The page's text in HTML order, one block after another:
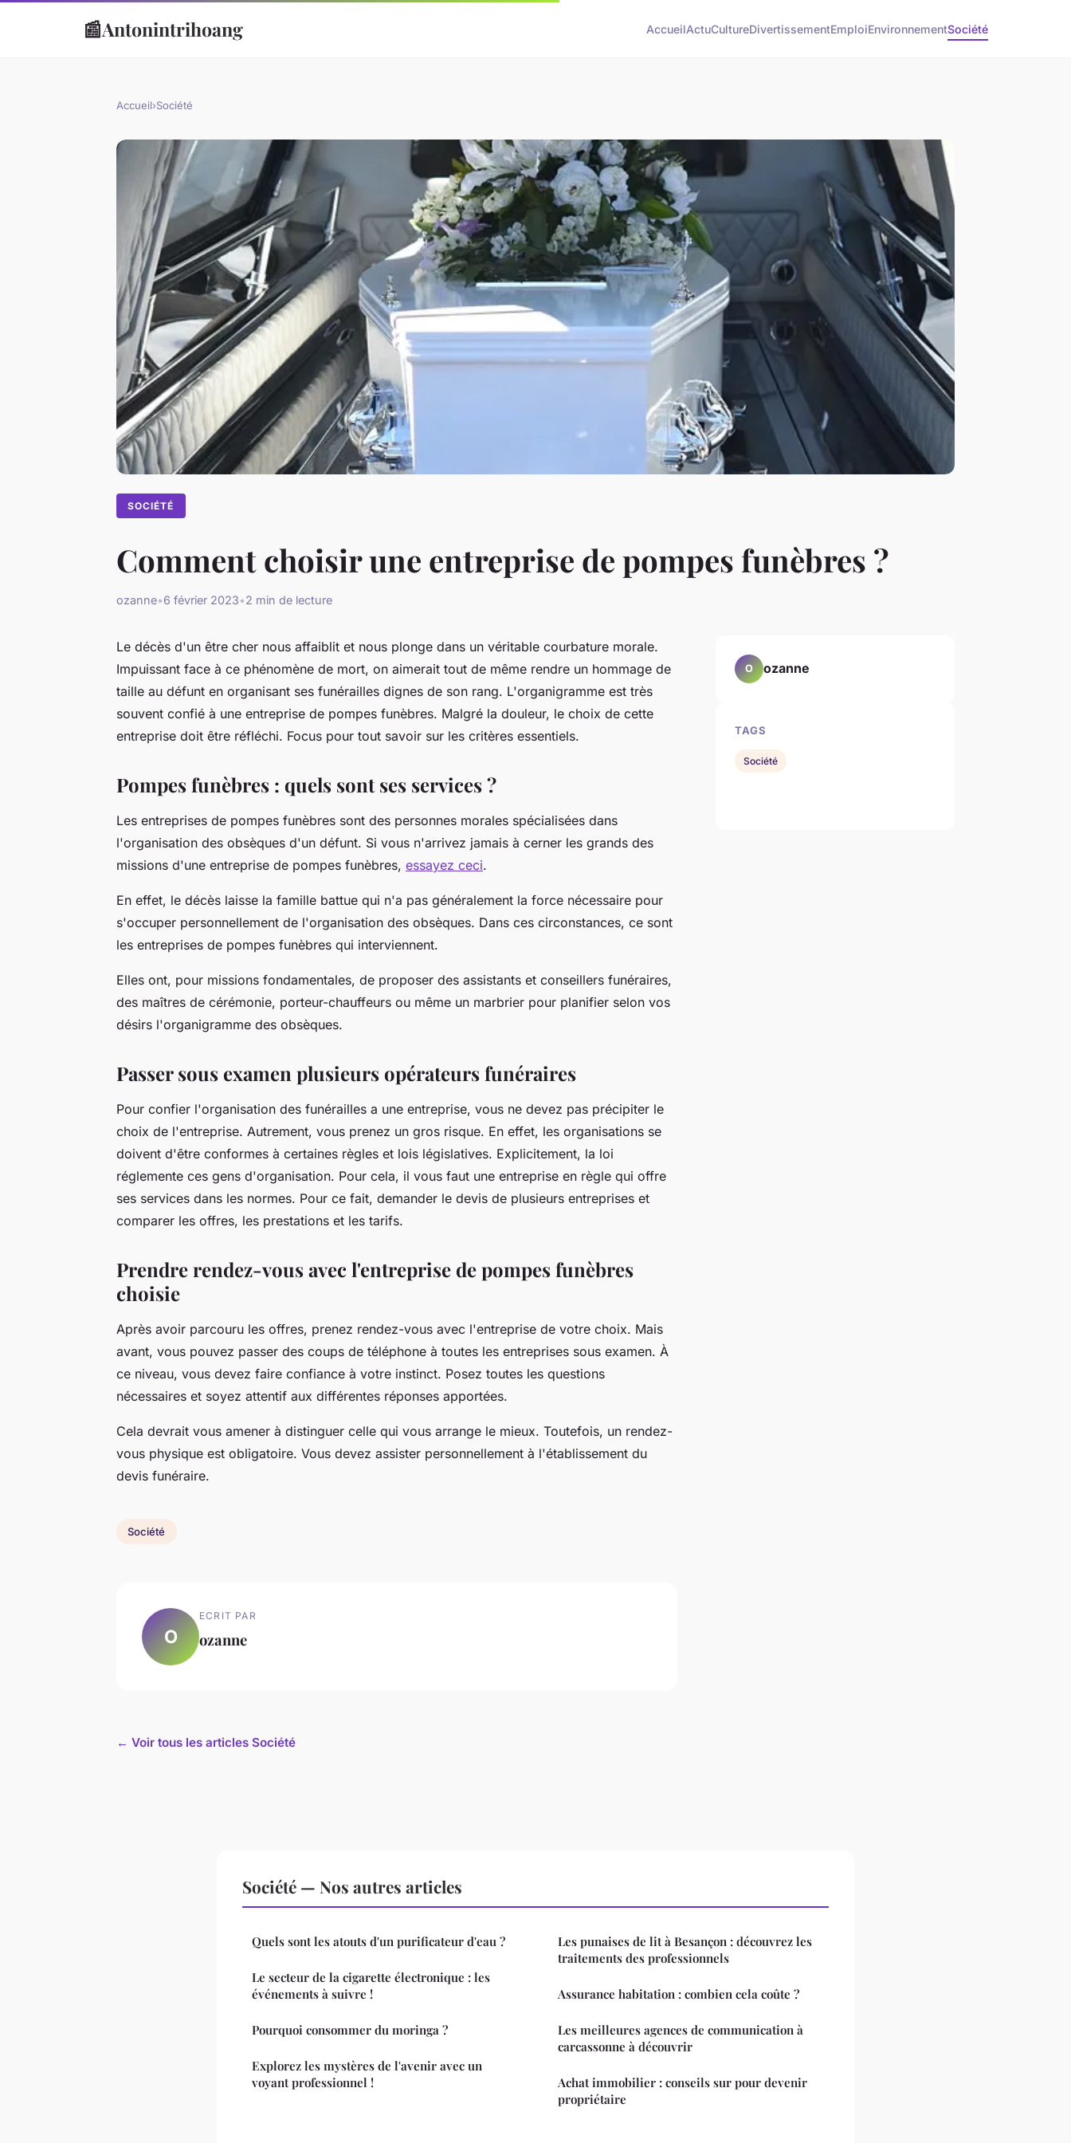
📰Antonintrihoang AccueilActuCultureDivertissementEmploiEnvironnementSociété
Accueil›Société
SOCIÉTÉ
Comment choisir une entreprise de pompes funèbres ?
ozanne•6 février 2023•2 min de lecture
Le décès d'un être cher nous affaiblit et nous plonge dans un véritable courbature morale.
Impuissant face à ce phénomène de mort, on aimerait tout de même rendre un hommage de
taille au défunt en organisant ses funérailles dignes de son rang. L'organigramme est très
souvent confié à une entreprise de pompes funèbres. Malgré la douleur, le choix de cette
entreprise doit être réfléchi. Focus pour tout savoir sur les critères essentiels.
Pompes funèbres : quels sont ses services ?
Les entreprises de pompes funèbres sont des personnes morales spécialisées dans
l'organisation des obsèques d'un défunt. Si vous n'arrivez jamais à cerner les grands des
missions d'une entreprise de pompes funèbres, essayez ceci.
En effet, le décès laisse la famille battue qui n'a pas généralement la force nécessaire pour
s'occuper personnellement de l'organisation des obsèques. Dans ces circonstances, ce sont
les entreprises de pompes funèbres qui interviennent.
Elles ont, pour missions fondamentales, de proposer des assistants et conseillers funéraires,
des maîtres de cérémonie, porteur-chauffeurs ou même un marbrier pour planifier selon vos
désirs l'organigramme des obsèques.
Passer sous examen plusieurs opérateurs funéraires
Pour confier l'organisation des funérailles a une entreprise, vous ne devez pas précipiter le
choix de l'entreprise. Autrement, vous prenez un gros risque. En effet, les organisations se
doivent d'être conformes à certaines règles et lois législatives. Explicitement, la loi
réglemente ces gens d'organisation. Pour cela, il vous faut une entreprise en règle qui offre
ses services dans les normes. Pour ce fait, demander le devis de plusieurs entreprises et
comparer les offres, les prestations et les tarifs.
Prendre rendez-vous avec l'entreprise de pompes funèbres
choisie
Après avoir parcouru les offres, prenez rendez-vous avec l'entreprise de votre choix. Mais
avant, vous pouvez passer des coups de téléphone à toutes les entreprises sous examen. À
ce niveau, vous devez faire confiance à votre instinct. Posez toutes les questions
nécessaires et soyez attentif aux différentes réponses apportées.
Cela devrait vous amener à distinguer celle qui vous arrange le mieux. Toutefois, un rendez-
vous physique est obligatoire. Vous devez assister personnellement à l'établissement du
devis funéraire.
Société
O
ECRIT PAR
ozanne
← Voir tous les articles Société
O ozanne
TAGS
Société
Société — Nos autres articles
Quels sont les atouts d'un purificateur d'eau ?
Le secteur de la cigarette électronique : les
événements à suivre !
Pourquoi consommer du moringa ?
Explorez les mystères de l'avenir avec un
voyant professionnel !
Les punaises de lit à Besançon : découvrez les
traitements des professionnels
Assurance habitation : combien cela coûte ?
Les meilleures agences de communication à
carcassonne à découvrir
Achat immobilier : conseils sur pour devenir
propriétaire